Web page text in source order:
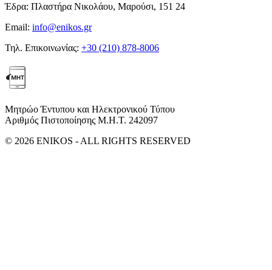
Έδρα: Πλαστήρα Νικολάου, Μαρούσι, 151 24
Email: info@enikos.gr
Τηλ. Επικοινωνίας: +30 (210) 878-8006
Μητρώο Έντυπου και Ηλεκτρονικού Τύπου
Αριθμός Πιστοποίησης Μ.Η.Τ. 242097
© 2026 ENIKOS - ALL RIGHTS RESERVED